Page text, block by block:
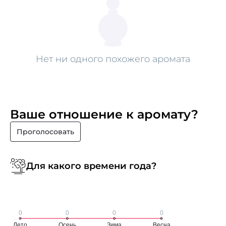
Нет ни одного похожего аромата
Ваше отношение к аромату?
Проголосовать
Для какого времени года?